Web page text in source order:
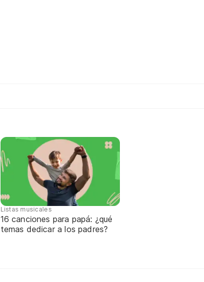
Listas musicales
16 canciones para papá: ¿qué
temas dedicar a los padres?